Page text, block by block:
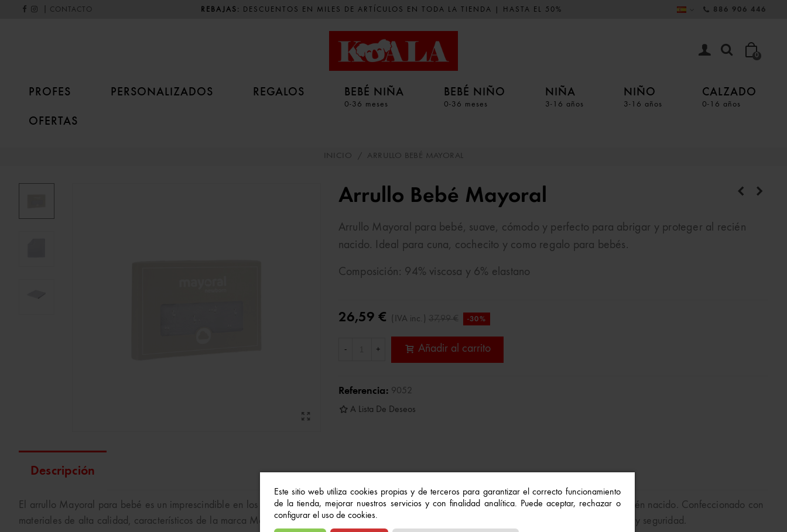
Este sitio web utiliza cookies propias y de terceros para garantizar el correcto funcionamiento
de la tienda, mejorar nuestros servicios y con finalidad analítica. Puede aceptar, rechazar o
configurar el uso de cookies.
CONTACTO REBAJAS: DESCUENTOS EN MILES DE ARTÍCULOS EN TODA LA TIENDA | HASTA EL 50% 886 906 446
0
PROFES PERSONALIZADOS REGALOS BEBÉ NIÑA
0-36 meses
BEBÉ NIÑO
0-36 meses
NIÑA
3-16 años
NIÑO
3-16 años
CALZADO
0-16 años
OFERTAS
INICIO / ARRULLO BEBÉ MAYORAL
Arrullo Bebé Mayoral
Arrullo Mayoral para bebé, suave, cómodo y perfecto para abrigar y proteger al recién
nacido. Ideal para cuna, cochecito y como regalo para bebés.
Composición: 94% viscosa y 6% elastano
26,59 € (IVA inc.) 37,99 € -30%
- + Añadir al carrito
Referencia: 9052
A Lista De Deseos
Descripción
El arrullo Mayoral para bebé es un imprescindible en los primeros meses de vida, diseñado para ofrecer máximo confort, abrigo y suavidad al recién nacido. Confeccionado con
materiales de alta calidad, característicos de la marca Mayoral, cuida la piel delicada del bebé aportando una agradable sensación de bienestar y seguridad.